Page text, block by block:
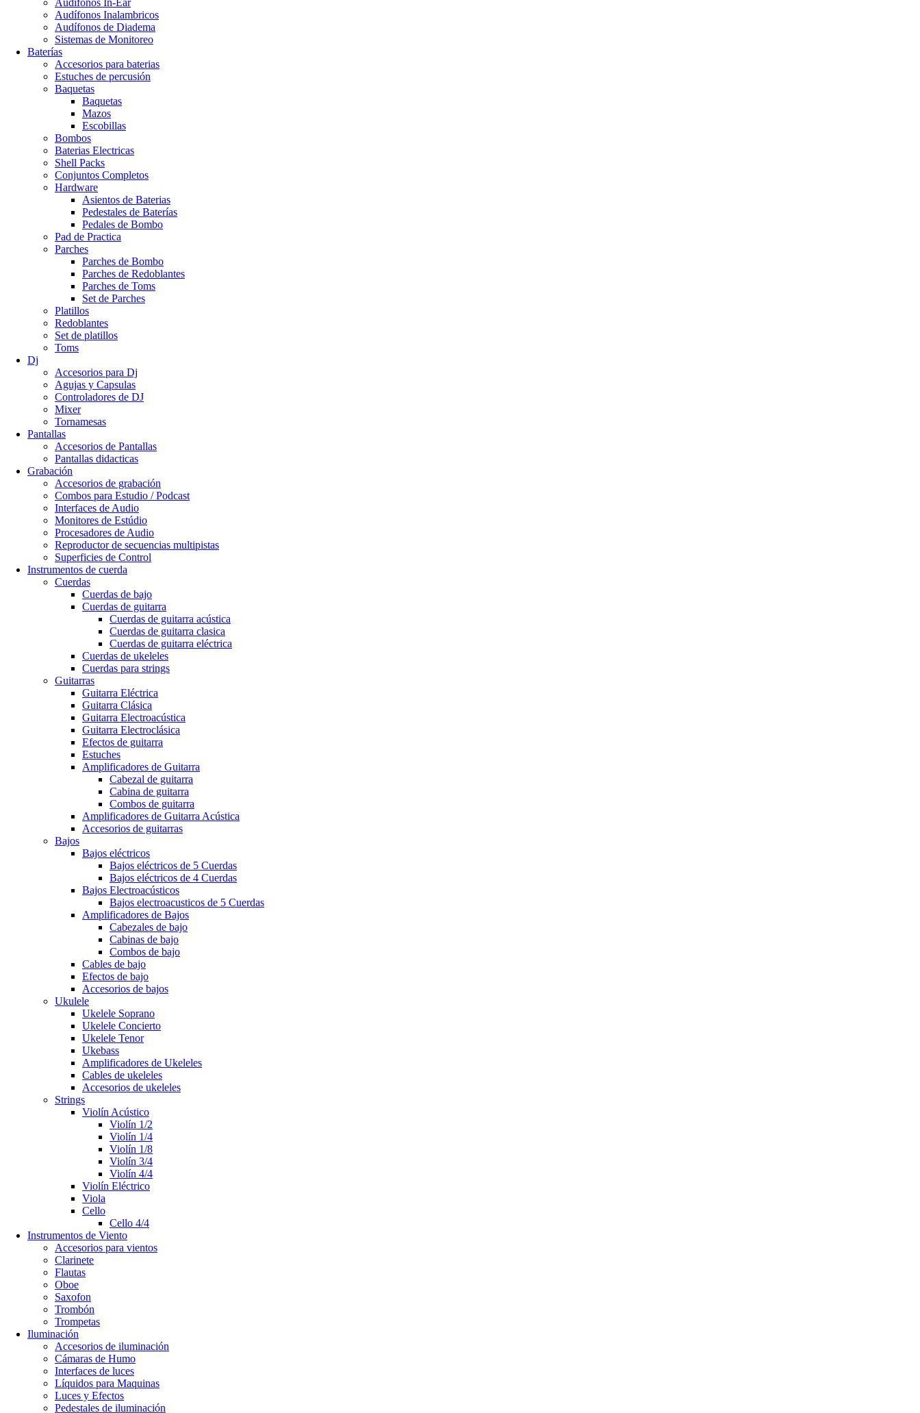
Audífonos Inalambricos
Audífonos de Diadema
Sistemas de Monitoreo
Baterías
Accesorios para baterias
Estuches de percusión
Baquetas
Baquetas
Mazos
Escobillas
Bombos
Baterias Electricas
Shell Packs
Conjuntos Completos
Hardware
Asientos de Baterias
Pedestales de Baterías
Pedales de Bombo
Pad de Practica
Parches
Parches de Bombo
Parches de Redoblantes
Parches de Toms
Set de Parches
Platillos
Redoblantes
Set de platillos
Toms
Dj
Accesorios para Dj
Agujas y Capsulas
Controladores de DJ
Mixer
Tornamesas
Pantallas
Accesorios de Pantallas
Pantallas didacticas
Grabación
Accesorios de grabación
Combos para Estudio / Podcast
Interfaces de Audio
Monitores de Estúdio
Procesadores de Audio
Reproductor de secuencias multipistas
Superficies de Control
Instrumentos de cuerda
Cuerdas
Cuerdas de bajo
Cuerdas de guitarra
Cuerdas de guitarra acústica
Cuerdas de guitarra clasica
Cuerdas de guitarra eléctrica
Cuerdas de ukeleles
Cuerdas para strings
Guitarras
Guitarra Eléctrica
Guitarra Clásica
Guitarra Electroacústica
Guitarra Electroclásica
Efectos de guitarra
Estuches
Amplificadores de Guitarra
Cabezal de guitarra
Cabina de guitarra
Combos de guitarra
Amplificadores de Guitarra Acústica
Accesorios de guitarras
Bajos
Bajos eléctricos
Bajos eléctricos de 5 Cuerdas
Bajos eléctricos de 4 Cuerdas
Bajos Electroacústicos
Bajos electroacusticos de 5 Cuerdas
Amplificadores de Bajos
Cabezales de bajo
Cabinas de bajo
Combos de bajo
Cables de bajo
Efectos de bajo
Accesorios de bajos
Ukulele
Ukelele Soprano
Ukelele Concierto
Ukelele Tenor
Ukebass
Amplificadores de Ukeleles
Cables de ukeleles
Accesorios de ukeleles
Strings
Violín Acústico
Violín 1/2
Violín 1/4
Violín 1/8
Violín 3/4
Violín 4/4
Violín Eléctrico
Viola
Cello
Cello 4/4
Instrumentos de Viento
Accesorios para vientos
Clarinete
Flautas
Oboe
Saxofon
Trombón
Trompetas
Iluminación
Accesorios de iluminación
Cámaras de Humo
Interfaces de luces
Líquidos para Maquinas
Luces y Efectos
Pedestales de iluminación